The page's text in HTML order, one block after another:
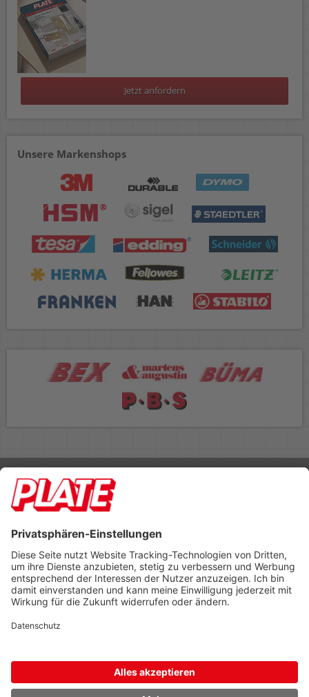
Jetzt anfordern
Unsere Markenshops
Rufen Sie uns an 04298 401-0
Lieferbedingungen Impressum
Footer anzeigen
PLATE Büromaterial Vertriebs GmbH
Hilligenwarf 5